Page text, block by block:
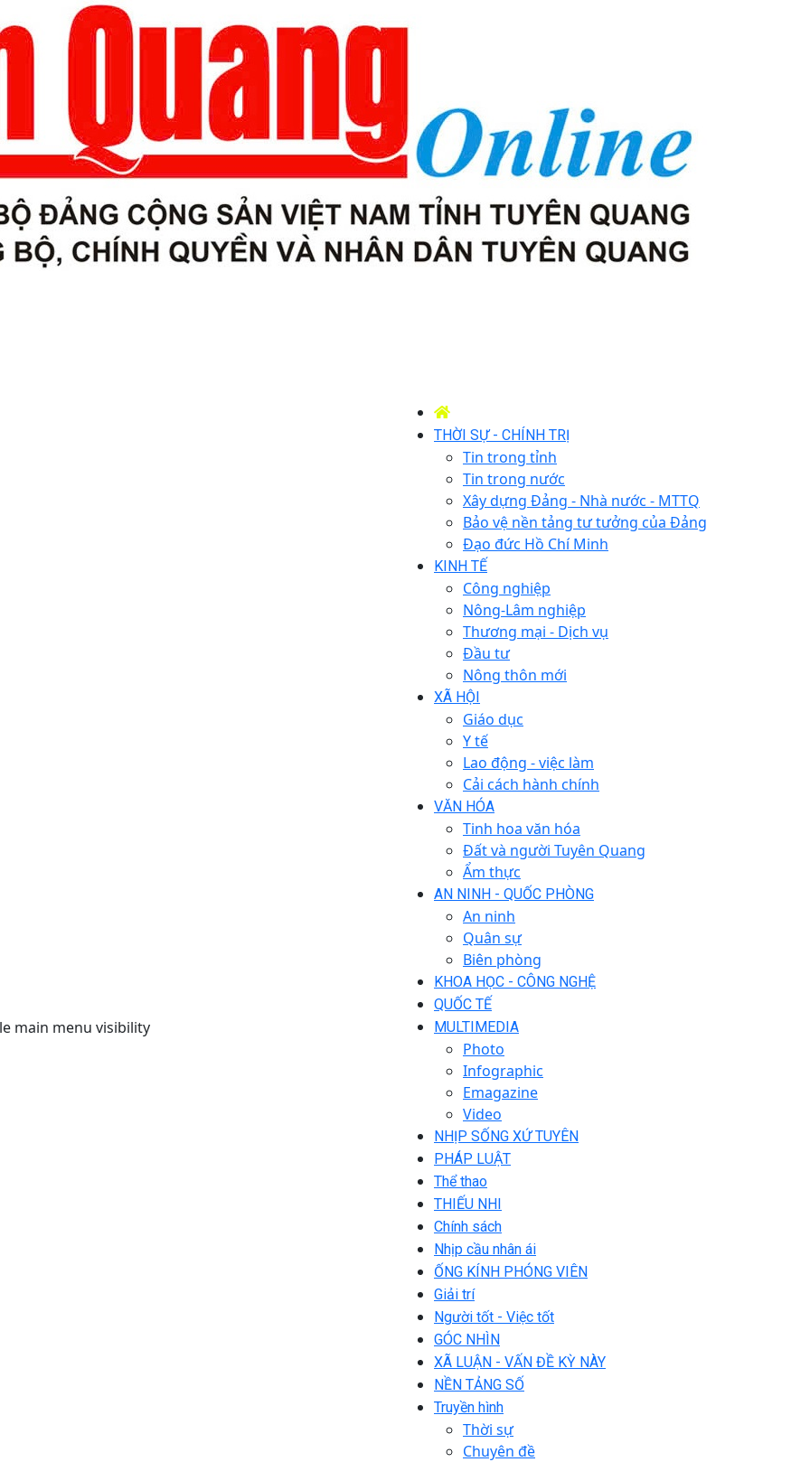
main menu visibility
THỜI SỰ - CHÍNH TRỊ
Tin trong tỉnh
Tin trong nước
Xây dựng Đảng - Nhà nước - MTTQ
Bảo vệ nền tảng tư tưởng của Đảng
Đạo đức Hồ Chí Minh
KINH TẾ
Công nghiệp
Nông-Lâm nghiệp
Thương mại - Dịch vụ
Đầu tư
Nông thôn mới
XÃ HỘI
Giáo dục
Y tế
Lao động - việc làm
Cải cách hành chính
VĂN HÓA
Tinh hoa văn hóa
Đất và người Tuyên Quang
Ẩm thực
AN NINH - QUỐC PHÒNG
An ninh
Quân sự
Biên phòng
KHOA HỌC - CÔNG NGHỆ
QUỐC TẾ
MULTIMEDIA
Photo
Infographic
Emagazine
Video
NHỊP SỐNG XỨ TUYÊN
PHÁP LUẬT
Thể thao
THIẾU NHI
Chính sách
Nhịp cầu nhân ái
ỐNG KÍNH PHÓNG VIÊN
Giải trí
Người tốt - Việc tốt
GÓC NHÌN
XÃ LUẬN - VẤN ĐỀ KỲ NÀY
NỀN TẢNG SỐ
Truyền hình
Thời sự
Chuyên đề